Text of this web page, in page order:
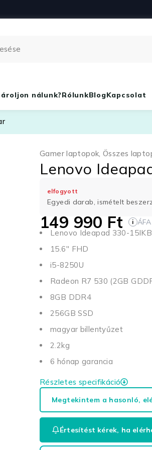
nálunk?RólunkBlogKapcsolat
Gamer laptopok, Összes
Lenovo
elfogyott
Egyedi darab, ismételt
149 990 Ft i ÁFA
Lenovo Ideapad 330-15IKB
15.6'' FHD
i5-8250U
Radeon R7 530 (2GB
8GB DDR4
256GB SSD
magyar billentyűzet
2.2kg
6 hónap garancia
Részletes specifikáció
Megtekintem a hasonló,
Értesítést kérek, ha